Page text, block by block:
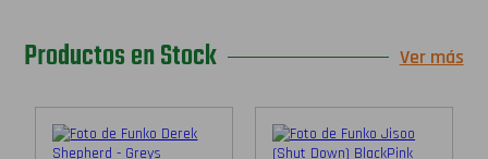
Productos en Stock Ver más